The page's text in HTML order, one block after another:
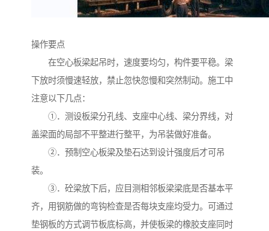
操作要点
在空心板梁起吊时，速度要均匀，构件要平稳。梁
下放时须慢速轻放，禁止忽快忽慢和突然制动。施工中
注意以下几点：
①．测设板梁分孔线、支座中心线、梁分界线，对
盖梁面的局部不平整进行整平，为吊装做好准备。
②．预制空心板梁及垫石达到设计强度后才可吊
装。
③．砼梁放下后，应目测相邻板梁梁底是否基本平
齐，用钢筋做的弯钩检查是否每块支座均受力。可通过
垫钢板的方式调节板底标高，并使板梁的橡胶支座同时